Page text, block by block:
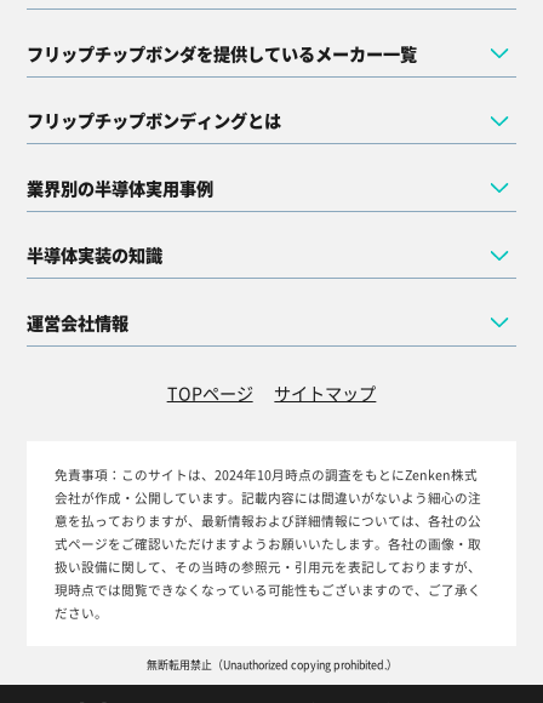
フリップチップボンダを提供しているメーカー一覧
フリップチップボンディングとは
業界別の半導体実用事例
半導体実装の知識
運営会社情報
TOPページ サイトマップ
免責事項： このサイトは、2024年10月時点の調査をもとにZenken株式
会社が作成・公開しています。記載内容には間違いがないよう細心の注
意を払っておりますが、最新情報および詳細情報については、各社の公
式ページをご確認いただけますようお願いいたします。各社の画像・取
扱い設備に関して、その当時の参照元・引用元を表記しておりますが、
現時点では閲覧できなくなっている可能性もございますので、ご了承く
ださい。
無断転用禁止（Unauthorized copying prohibited.）